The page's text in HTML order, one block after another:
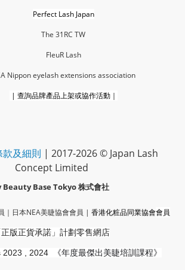
Perfect Lash Japan
The 31RC TW
FleuR Lash
Nippon eyelash extensions association
| 查詢品牌產品上架或協作活動｜
款及細則 | 2017-2026 © Japan Lash
Concept Limited
Beauty Base Tokyo株式會社
｜ 日本NEA美睫協會會員 | 香港化粧品同業協會會員
正版正貨承諾」 計劃零售網店
2023 , 2024 《年度最傑出美睫培訓課程》